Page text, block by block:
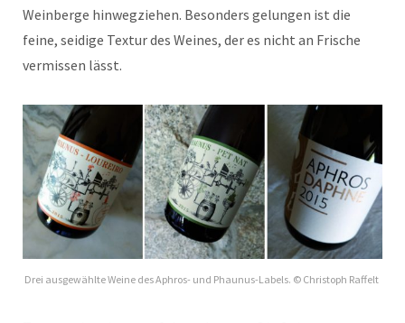
Weinberge hinwegziehen. Besonders gelungen ist die
feine, seidige Textur des Weines, der es nicht an Frische
vermissen lässt.
Drei ausgewählte Weine des Aphros- und Phaunus-Labels. © Christoph Raffelt